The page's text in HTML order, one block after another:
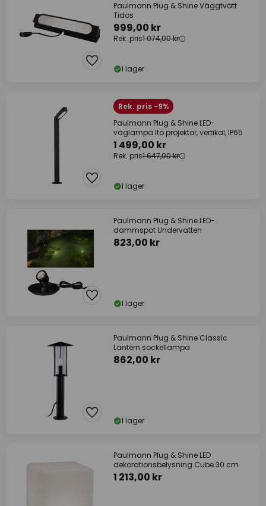
Paulmann Plug & Shine Väggtvätt
Tidos
999,00 kr
Rek. pris1 074,00 kr
I lager
Rek. pris -9%
Paulmann Plug & Shine LED-
väglampa Ito projektor, vertikal, IP65
1 499,00 kr
Rek. pris1 647,00 kr
I lager
Paulmann Plug & Shine LED-
dammspot Undervatten
823,00 kr
I lager
Paulmann Plug & Shine Classic
Lantern sockellampa
862,00 kr
I lager
Paulmann Plug & Shine LED
dekorationsbelysning Cube 30 cm
1 213,00 kr